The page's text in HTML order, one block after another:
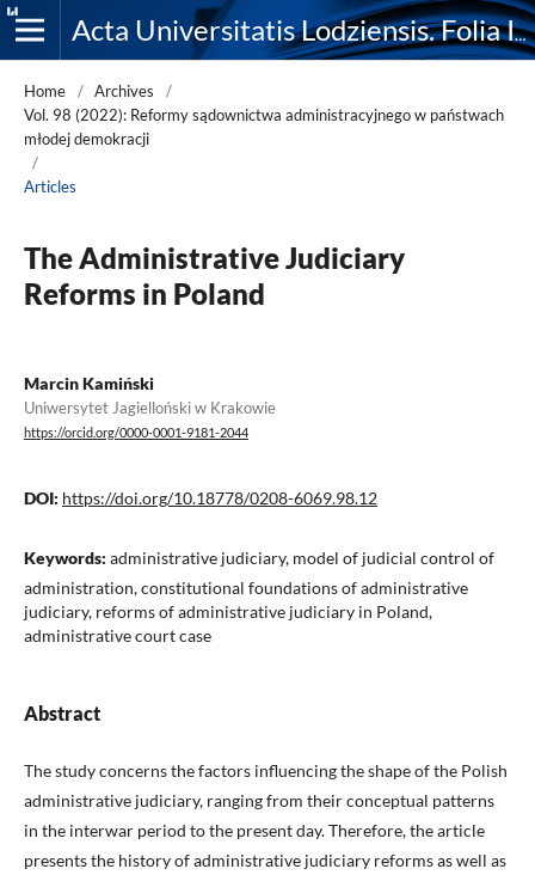
Acta Universitatis Lodziensis. Folia Iuridica
Home / Archives
/
Vol. 98 (2022): Reformy sądownictwa administracyjnego w państwach
młodej demokracji
/
Articles
The Administrative Judiciary
Reforms in Poland
Marcin Kamiński
Uniwersytet Jagielloński w Krakowie
https://orcid.org/0000-0001-9181-2044
DOI: https://doi.org/10.18778/0208-6069.98.12
Keywords: administrative judiciary, model of judicial control of
administration, constitutional foundations of administrative
judiciary, reforms of administrative judiciary in Poland,
administrative court case
Abstract
The study concerns the factors influencing the shape of the Polish
administrative judiciary, ranging from their conceptual patterns
in the interwar period to the present day. Therefore, the article
presents the history of administrative judiciary reforms as well as